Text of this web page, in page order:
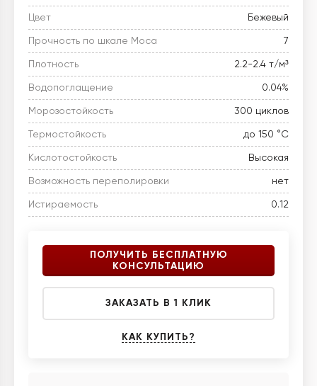
Цвет Бежевый
Прочность по шкале Моса 7
Плотность 2.2-2.4 т/м³
Водопоглащение 0.04%
Морозостойкость 300 циклов
Термостойкость до 150 °C
Кислотостойкость Высокая
Возможность переполировки нет
Истираемость 0.12
ПОЛУЧИТЬ БЕСПЛАТНУЮ
КОНСУЛЬТАЦИЮ
ЗАКАЗАТЬ В 1 КЛИК
КАК КУПИТЬ?